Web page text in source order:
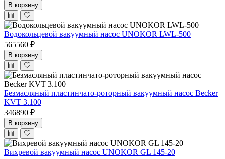
В корзину
Водокольцевой вакуумный насос UNOKOR LWL-500
565560 ₽
В корзину
Безмасляный пластинчато-роторный вакуумный насос Becker
KVT 3.100
346890 ₽
В корзину
Вихревой вакуумный насос UNOKOR GL 145-20